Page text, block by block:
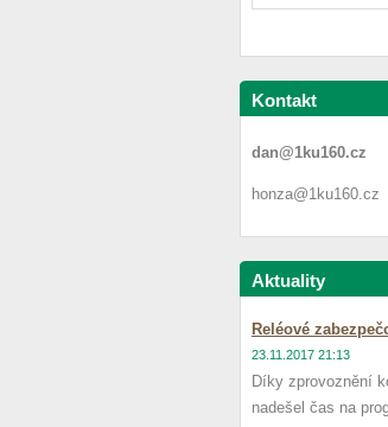
Kontakt
dan@1ku160.cz
honza@1ku160.cz
Aktuality
Reléové
23.11.2017 21:13
Díky zprovoznění
nadešel čas na